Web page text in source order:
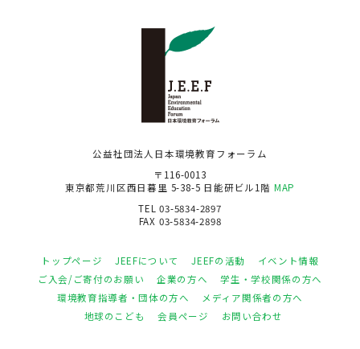
公益社団法人日本環境教育フォーラム
〒116-0013
東京都荒川区西日暮里 5-38-5 日能研ビル1階 MAP
TEL 03-5834-2897
FAX 03-5834-2898
トップページ JEEFについて JEEFの活動
イベント情報
ご入会/ご寄付のお願い
企業の方へ
学生・学校関係の方へ
環境教育指導者・団体の方へ
メディア関係者の方へ
地球のこども
会員ページ お問い合わせ